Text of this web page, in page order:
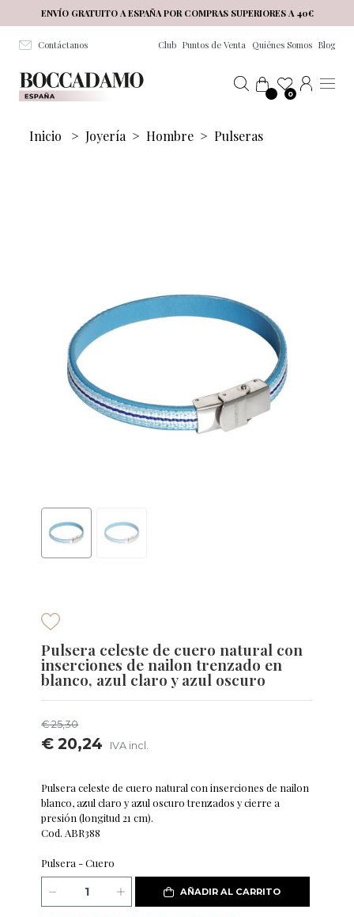
Salta al contenuto principale
ENVÍO GRATUITO A ESPAÑA POR COMPRAS SUPERIORES A 40€
Contáctanos Club Puntos de Venta Quiénes Somos Blog
0
Inicio > Joyería > Hombre > Pulseras
Pulsera celeste de cuero natural con
inserciones de nailon trenzado en
blanco, azul claro y azul oscuro
€ 25,30
€ 20,24 IVA incl.
Pulsera celeste de cuero natural con inserciones de nailon
blanco, azul claro y azul oscuro trenzados y cierre a
presión (longitud 21 cm).
Cod. ABR388
Pulsera - Cuero
AÑADIR AL CARRITO